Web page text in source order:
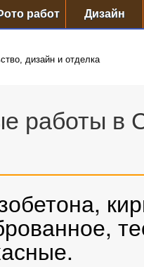
работ Дизайн
дизайн и отделка
работы в